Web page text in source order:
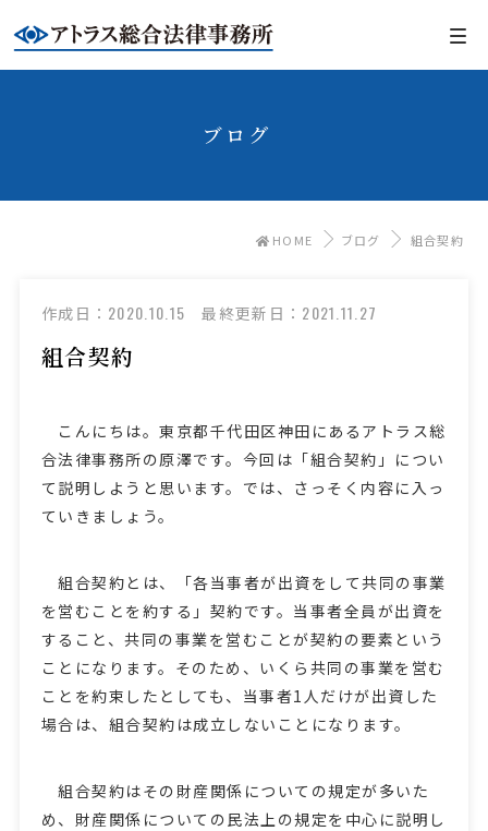
ブログ
HOME ブログ 組合契約
作成日： 2020.10.15 最終更新日： 2021.11.27
組合契約
こんにちは。東京都千代田区神田にあるアトラス総
合法律事務所の原澤です。今回は「組合契約」につい
て説明しようと思います。では、さっそく内容に入っ
ていきましょう。
組合契約とは、「各当事者が出資をして共同の事業
を営むことを約する」契約です。当事者全員が出資を
すること、共同の事業を営むことが契約の要素という
ことになります。そのため、いくら共同の事業を営む
ことを約束したとしても、当事者1人だけが出資した
場合は、組合契約は成立しないことになります。
組合契約はその財産関係についての規定が多いた
め、財産関係についての民法上の規定を中心に説明し